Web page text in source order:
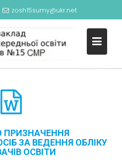
zosh15sumy@ukr.net
ОСІБ ЗА
ПРИЗНАЧЕННЯ
ЗА ВЕДЕННЯ ОБЛІКУ
ОСВІТИ